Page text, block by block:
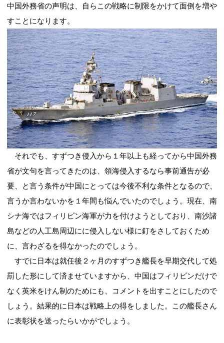
中国外務省の声明は、自らこの戦略に制限をかけて面倒を増や
すことになります。
それでも、すずつき侵入から１年以上も経ってから中国外務
省が文句を言ってきたのは、領海侵入するなら事前通告が必
要、と言う条件が中国にとっては今後不利な条件となるので、
言うか言わないかを１年間も悩んでいたのでしょう。現在、南
シナ海ではフィリピン海軍が力を付けようとしており、南沙諸
島などの人工島周辺にに侵入しない様に釘をさしておくため
に、言わざるを得なかったのでしょう。
すでに日本は就任後２ヶ月のすずつき艦長を早期交代して処
罰した形にして済ませていますから、中国はフィリピンだけで
なく英米をけん制のためにも、コメントを出すことにしたので
しょう。結果的に日本は戦略上の得をしました。この艦長さん
に表彰状を送ったらいかがでしょう。